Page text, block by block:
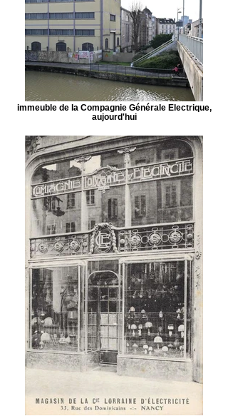
immeuble de la Compagnie Générale Electrique,
aujourd'hui